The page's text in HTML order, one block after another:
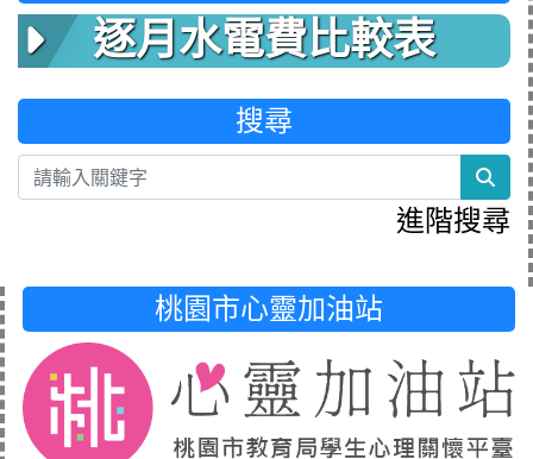
逐月水電費比較表
搜尋
進階搜尋
桃園市心靈加油站